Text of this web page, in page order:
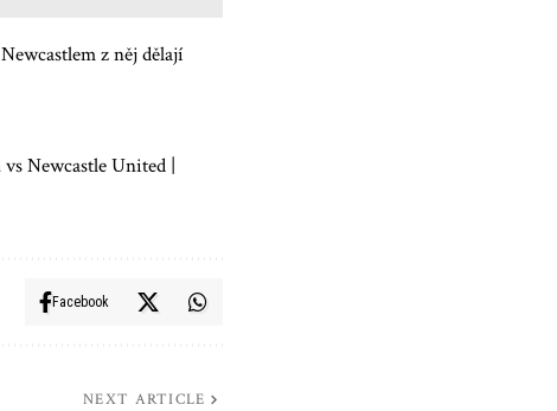
z něj dělají
Newcastle United |
Facebook
NEXT ARTICLE